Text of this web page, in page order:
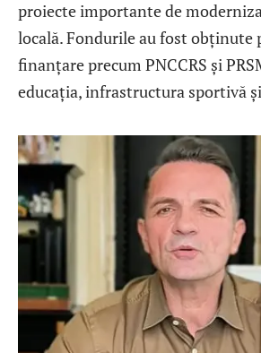
proiecte importante de
locală. Fondurile au fost obținute
finanțare precum PNCCRS și
educația, infrastructura sportivă